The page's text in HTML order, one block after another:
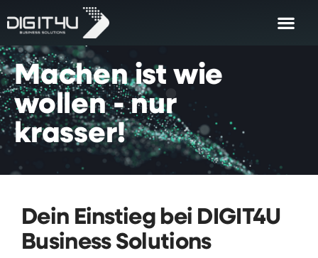
Machen ist wie
wollen - nur
krasser!
Dein Einstieg bei DIGIT4U
Business Solutions